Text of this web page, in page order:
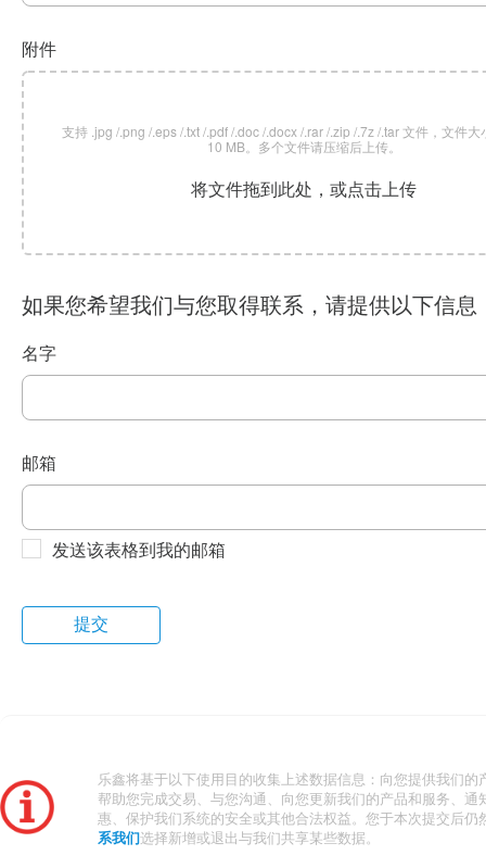
附件
支持 .jpg /.png /.eps /.txt /.pdf /.doc /.docx /.rar /.zip /.7z /.tar 文件，文件大
10 MB。多个文件请压缩后上传。
将文件拖到此处，或点击上传
如果您希望我们与您取得联系，请提供以下信息
名字
邮箱
发送该表格到我的邮箱
乐鑫将基于以下使用目的收集上述数据信息：向您提供我们的
帮助您完成交易、与您沟通、向您更新我们的产品和服务、通
惠、保护我们系统的安全或其他合法权益。您于本次提交后仍
系我们 选择新增或退出与我们共享某些数据。